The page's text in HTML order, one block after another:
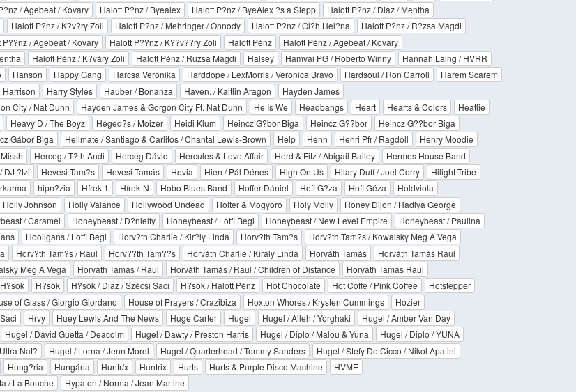
/ Agebeat / Kovary Halott P?nz / Byealex Halott P?nz / ByeAlex ?s a Slepp
Halott P?nz / Diaz / Mentha
Halott P?nz / K?v?ry Zoli Halott P?nz / Mehringer / Ohnody Halott P?nz / Ol?h Hel?na
Halott P?nz / R?zsa Magdi
P??nz / Agebeat / Kovary Halott P??nz / K??v??ry Zoli Halott Pénz
Halott Pénz / Agebeat / Kovary
Halott Pénz / K?váry Zoli Halott Pénz / Rúzsa Magdi Halsey Hamvai PG / Roberto Winny
Hannah Laing / HVRR
Hanson Happy Gang Harcsa Veronika Harddope / LexMorris / Veronica Bravo Hardsoul / Ron Carroll
Harem Scarem
Harrison Harry Styles Hauber / Bonanza Haven. / Kaitlin Aragon
Hayden James
City / Nat Dunn
Hayden James & Gorgon City Ft. Nat Dunn He Is We Headbangs Heart Hearts & Colors
Heatlie
Heavy D / The Boyz Heged?s / Moizer Heidi Klum Heincz G?bor Biga Heincz G??bor
Heincz G??bor Biga
Gábor Biga Hellmate / Santiago & Carlitos / Chantal Lewis-Brown Help Henn Henri Pfr / Ragdoll
Henry Moodie
Herceg / T?th Andi Herceg Dávid Hercules & Love Affair Herd & Fitz / Abigail Bailey
Hermes House Band
DJ ?tzi
Hevesi Tam?s Hevesi Tamás Hevia Hien / Pál Dénes High On Us Hilary Duff / Joel Corry
Hilight Tribe
hipn?zia Hírek 1 Hírek-N Hobo Blues Band Hoffer Dániel Hofi G?za Hofi Géza
Holdviola
Holly Johnson Holly Valance Hollywood Undead Holter & Mogyoro Holy Molly
Honey Dijon / Hadiya George
/ Caramel Honeybeast / D?nielfy Honeybeast / Lotfi Begi Honeybeast / New Level Empire
Honeybeast / Paulina
Hooligans / Lotfi Begi Horv?th Charlie / Kir?ly Linda Horv?th Tam?s
Horv?th Tam?s / Kowalsky Meg A Vega
Horv?th Tam?s / Raul Horv??th Tam??s Horváth Charlie / Király Linda Horváth Tamás
Horváth Tamás Raul
Meg A Vega
Horváth Tamás / Raul Horváth Tamás / Raul / Children of Distance
Horváth Tamás Raul
H?sok H?sök H?sök / Diaz / Szécsi Saci H?sök / Halott Pénz Hot Chocolate Hot Coffe / Pink Coffee
Hotstepper
of Glass / Giorgio Giordano House of Prayers / Crazibiza Hoxton Whores / Krysten Cummings
Hozier
Hrvy Huey Lewis And The News Huge Carter Hugel Hugel / Alleh / Yorghaki
Hugel / Amber Van Day
Hugel / David Guetta / Deacolm Hugel / Dawty / Preston Harris Hugel / Diplo / Malou & Yuna
Hugel / Diplo / YUNA
Nat?
Hugel / Lorna / Jenn Morel Hugel / Quarterhead / Tommy Sanders
Hugel / Stefy De Cicco / Nikol Apatini
Hung?ria Hungária Huntr/x Huntrix Hurts Hurts & Purple Disco Machine
HVME
/ La Bouche
Hypaton / Norma / Jean Martine